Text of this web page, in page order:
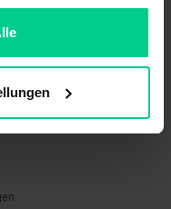
Cookies hier
und